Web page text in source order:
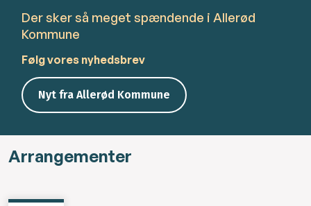
Der sker så meget spændende i Allerød
Kommune
Følg vores nyhedsbrev
Nyt fra Allerød Kommune
Arrangementer